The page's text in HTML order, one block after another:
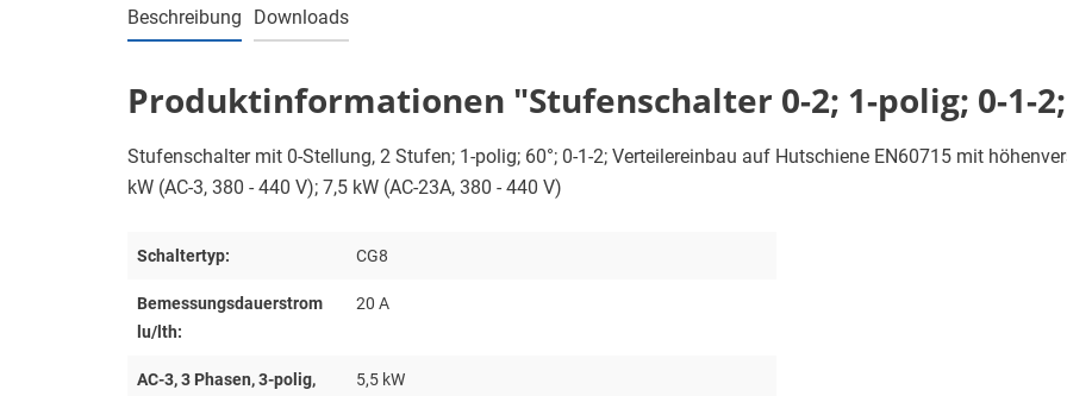
Beschreibung Downloads
Produktinformationen "Stufenschalter 0-2; 1-polig; 0-1-
Stufenschalter mit 0-Stellung, 2 Stufen; 1-polig; 60°; 0-1-2; Verteilereinbau auf Hutschiene EN60715 mit
kW (AC-3, 380 - 440 V); 7,5 kW (AC-23A, 380 - 440 V)
Schaltertyp: CG8
Bemessungsdauerstrom
lu/lth:
20 A
AC-3, 3 Phasen, 3-polig,
5,5 kW